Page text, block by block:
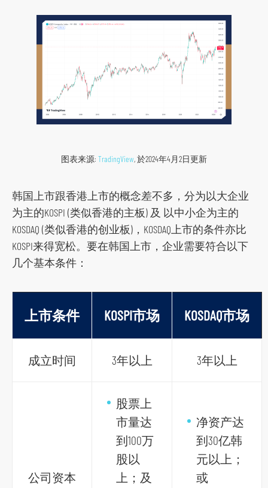
图表来源: TradingView, 於2024年4月2日更新
韩国上市跟香港上市的概念差不多，分为以大企业
为主的KOSPI (类似香港的主板) 及 以中小企为主的
KOSDAQ (类似香港的创业板)，KOSDAQ上市的条件亦比
KOSPI来得宽松。要在韩国上市，企业需要符合以下
几个基本条件：
上市条件 KOSPI市场 KOSDAQ市场
成立时间 3年以上 3年以上
公司资本
股票上
市量达
到100万
股以
上；及
净资产达
到30亿韩
元以上；
或